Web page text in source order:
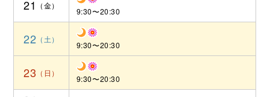
21 9:30〜20:30
22 9:30〜20:30
23 9:30〜20:30